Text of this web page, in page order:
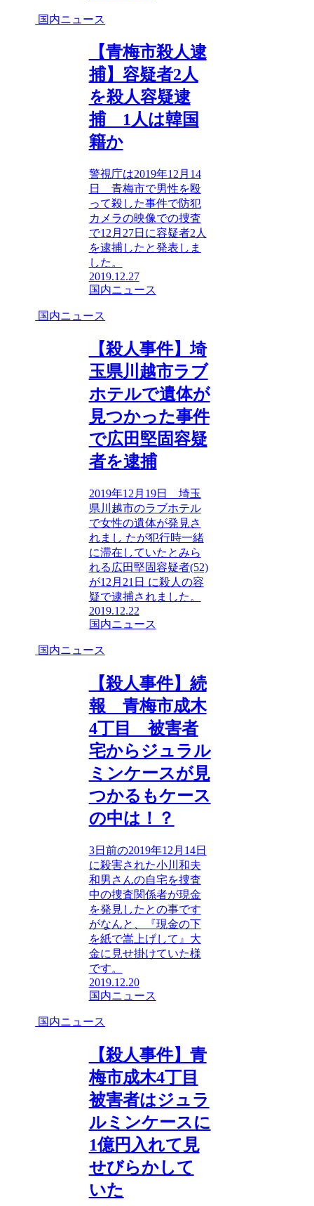
国内ニュース
【青梅市殺人逮
捕】容疑者2人
を殺人容疑逮
捕 1人は韓国
籍か
警視庁は2019年12月14
日 青梅市で男性を殴
って殺した事件で防犯
カメラの映像での捜査
で12月27日に容疑者2人
を逮捕したと発表しま
した。
2019.12.27
国内ニュース
国内ニュース
【殺人事件】埼
玉県川越市ラブ
ホテルで遺体が
見つかった事件
で広田堅固容疑
者を逮捕
2019年12月19日 埼玉
県川越市のラブホテル
で女性の遺体が発見さ
れまし たが犯行時一緒
に滞在していたとみら
れる広田堅固容疑者(52)
が12月21日 に殺人の容
疑で逮捕されました。
2019.12.22
国内ニュース
国内ニュース
【殺人事件】続
報 青梅市成木
4丁目 被害者
宅からジュラル
ミンケースが見
つかるもケース
の中は！？
3日前の2019年12月14日
に殺害された小川和夫
和男さんの自宅を捜査
中の捜査関係者が現金
を発見したとの事です
がなんと、『現金の下
を紙で嵩上げして』大
金に見せ掛けていた様
です。
2019.12.20
国内ニュース
国内ニュース
【殺人事件】青
梅市成木4丁目
被害者はジュラ
ルミンケースに
1億円入れて見
せびらかして
いた